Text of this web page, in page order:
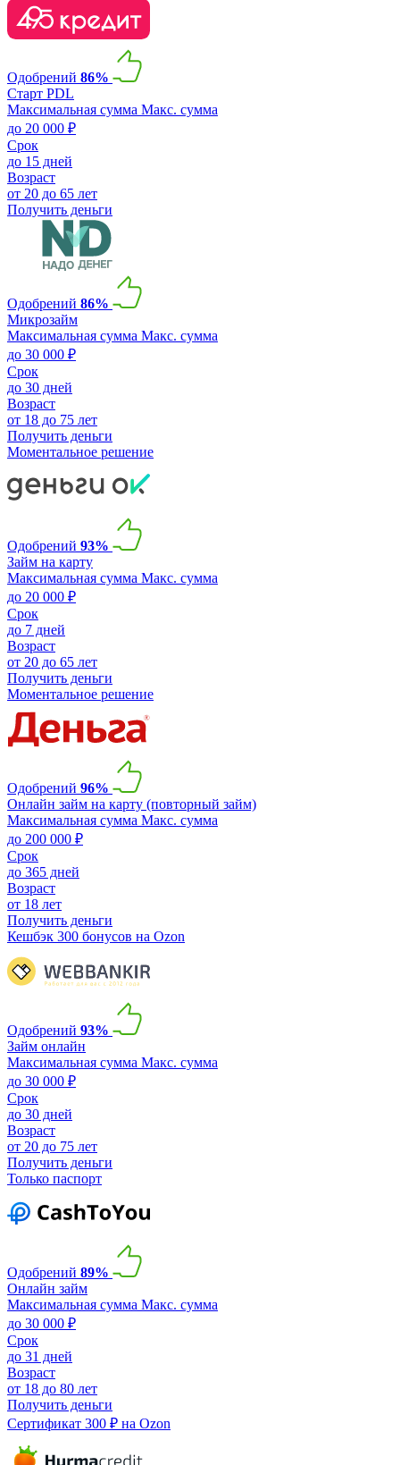
Одобрений 86%
Старт PDL
Максимальная сумма Макс. сумма
до 20 000 ₽
Срок
до 15 дней
Возраст
от 20 до 65 лет
Получить деньги
Одобрений 86%
Микрозайм
Максимальная сумма Макс. сумма
до 30 000 ₽
Срок
до 30 дней
Возраст
от 18 до 75 лет
Получить деньги
Моментальное решение
Одобрений 93%
Займ на карту
Максимальная сумма Макс. сумма
до 20 000 ₽
Срок
до 7 дней
Возраст
от 20 до 65 лет
Получить деньги
Моментальное решение
Одобрений 96%
Онлайн займ на карту (повторный займ)
Максимальная сумма Макс. сумма
до 200 000 ₽
Срок
до 365 дней
Возраст
от 18 лет
Получить деньги
Кешбэк 300 бонусов на Ozon
Одобрений 93%
Займ онлайн
Максимальная сумма Макс. сумма
до 30 000 ₽
Срок
до 30 дней
Возраст
от 20 до 75 лет
Получить деньги
Только паспорт
Одобрений 89%
Онлайн займ
Максимальная сумма Макс. сумма
до 30 000 ₽
Срок
до 31 дней
Возраст
от 18 до 80 лет
Получить деньги
Сертификат 300 ₽ на Ozon